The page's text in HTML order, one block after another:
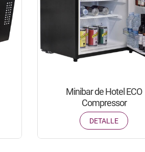
Minibar de Hotel ECO
Compressor
DETALLE